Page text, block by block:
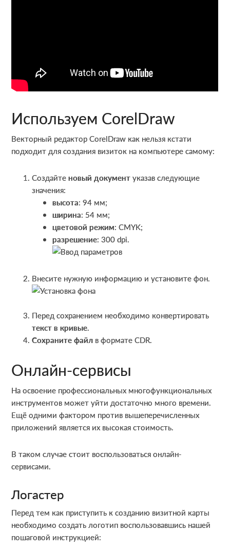
Используем CorelDraw
Векторный редактор CorelDraw как нельзя кстати
подходит для создания визиток на компьютере самому:
Создайтеновый документуказав следующие
значения:
высота: 94 мм;
ширина: 54 мм;
цветовой режим: CMYK;
разрешение: 300 dpi.
Внесите нужную информацию и установите фон.
Перед сохранением необходимо конвертировать
текст в кривые.
Сохраните файл в формате CDR.
Онлайн-сервисы
На освоение профессиональных многофункциональных
инструментов может уйти достаточно много времени.
Ещё одними фактором против вышеперечисленных
приложений является их высокая стоимость.
В таком случае стоит воспользоваться онлайн-
сервисами.
Логастер
Перед тем как приступить к созданию визитной карты
необходимо создать логотип воспользовавшись нашей
пошаговой инструкцией: